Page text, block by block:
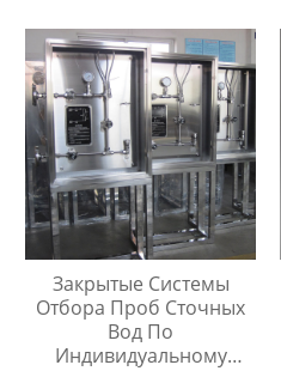
Закрытые Системы
Отбора Проб Сточных
Вод По
Индивидуальному